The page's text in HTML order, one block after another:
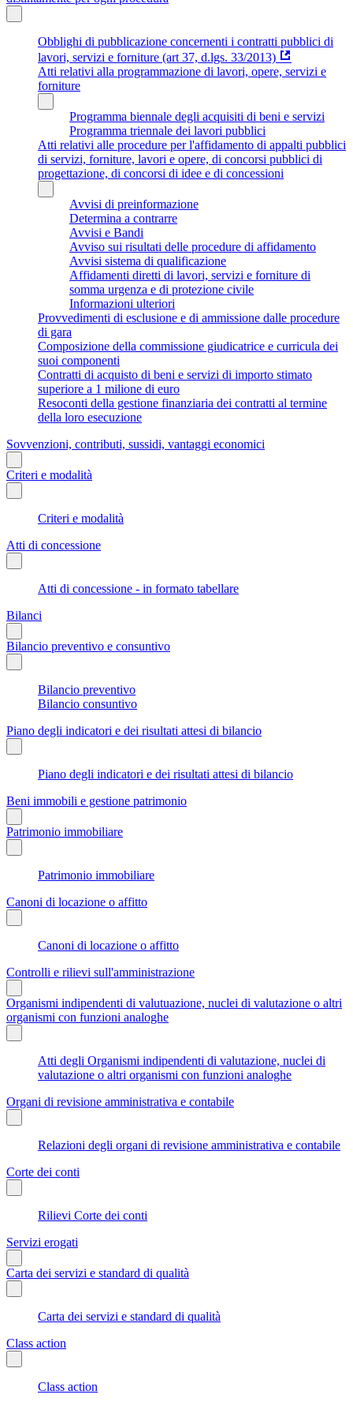
Obblighi di pubblicazione concernenti i contratti pubblici di
lavori, servizi e forniture (art 37, d.lgs. 33/2013)
Atti relativi alla programmazione di lavori, opere, servizi e
forniture
Programma biennale degli acquisiti di beni e servizi
Programma triennale dei lavori pubblici
Atti relativi alle procedure per l'affidamento di appalti pubblici
di servizi, forniture, lavori e opere, di concorsi pubblici di
progettazione, di concorsi di idee e di concessioni
Avvisi di preinformazione
Determina a contrarre
Avvisi e Bandi
Avviso sui risultati delle procedure di affidamento
Avvisi sistema di qualificazione
Affidamenti diretti di lavori, servizi e forniture di
somma urgenza e di protezione civile
Informazioni ulteriori
Provvedimenti di esclusione e di ammissione dalle procedure
di gara
Composizione della commissione giudicatrice e curricula dei
suoi componenti
Contratti di acquisto di beni e servizi di importo stimato
superiore a 1 milione di euro
Resoconti della gestione finanziaria dei contratti al termine
della loro esecuzione
Sovvenzioni, contributi, sussidi, vantaggi economici
Criteri e modalità
Criteri e modalità
Atti di concessione
Atti di concessione - in formato tabellare
Bilanci
Bilancio preventivo e consuntivo
Bilancio preventivo
Bilancio consuntivo
Piano degli indicatori e dei risultati attesi di bilancio
Piano degli indicatori e dei risultati attesi di bilancio
Beni immobili e gestione patrimonio
Patrimonio immobiliare
Patrimonio immobiliare
Canoni di locazione o affitto
Canoni di locazione o affitto
Controlli e rilievi sull'amministrazione
Organismi indipendenti di valutuazione, nuclei di valutazione o altri
organismi con funzioni analoghe
Atti degli Organismi indipendenti di valutazione, nuclei di
valutazione o altri organismi con funzioni analoghe
Organi di revisione amministrativa e contabile
Relazioni degli organi di revisione amministrativa e contabile
Corte dei conti
Rilievi Corte dei conti
Servizi erogati
Carta dei servizi e standard di qualità
Carta dei servizi e standard di qualità
Class action
Class action